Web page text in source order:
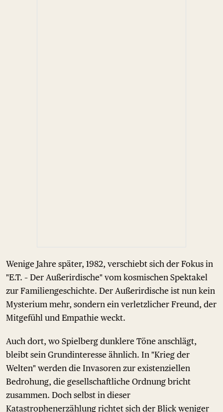
Wenige Jahre später, 1982, verschiebt sich der Fokus in
"E.T. – Der Außerirdische" vom kosmischen Spektakel
zur Familiengeschichte. Der Außerirdische ist nun kein
Mysterium mehr, sondern ein verletzlicher Freund, der
Mitgefühl und Empathie weckt.
Auch dort, wo Spielberg dunklere Töne anschlägt,
bleibt sein Grundinteresse ähnlich. In "Krieg der
Welten" werden die Invasoren zur existenziellen
Bedrohung, die gesellschaftliche Ordnung bricht
zusammen. Doch selbst in dieser
Katastrophenerzählung richtet sich der Blick weniger